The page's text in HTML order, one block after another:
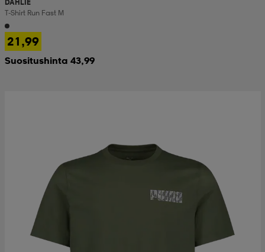
DAHLIE
T-Shirt Run Fast M
21,99
Suositushinta 43,99